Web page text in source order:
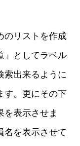
のリストを作成
」としてラベル
索出来るように
す。更にその下
を表示させま
名を表示させて